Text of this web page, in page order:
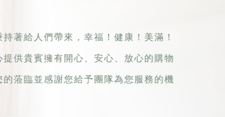
著給人們帶來，幸福！健康！美滿！
供貴賓擁有開心、安心、放心的購物
蒞臨並感謝您給予團隊為您服務的機